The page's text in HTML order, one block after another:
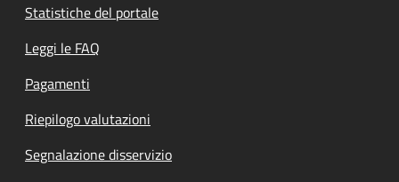
Statistiche del portale
Leggi le FAQ
Pagamenti
Riepilogo valutazioni
Segnalazione disservizio